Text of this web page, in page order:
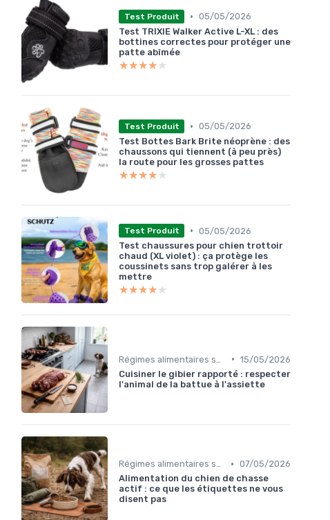
Test Produit • 05/05/2026
Test TRIXIE Walker Active L-XL : des
bottines correctes pour protéger une
patte abîmée
★★★★★
★★★★★
Test Produit • 05/05/2026
Test Bottes Bark Brite néoprène : des
chaussons qui tiennent (à peu près)
la route pour les grosses pattes
★★★★★
★★★★★
Test Produit • 05/05/2026
Test chaussures pour chien trottoir
chaud (XL violet) : ça protège les
coussinets sans trop galérer à les
mettre
★★★★★
★★★★★
• 15/05/2026
Cuisiner le gibier rapporté : respecter
l'animal de la battue à l'assiette
Régimes alimentaires spécifiques • 07/05/2026
Alimentation du chien de chasse
actif : ce que les étiquettes ne vous
disent pas